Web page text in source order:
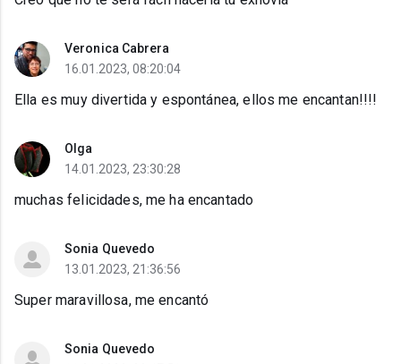
Veronica Cabrera
16.01.2023, 08:20:04
Ella es muy divertida y espontánea, ellos me encantan!!!!
Olga
14.01.2023, 23:30:28
muchas felicidades, me ha encantado
Sonia Quevedo
13.01.2023, 21:36:56
Super maravillosa, me encantó
Sonia Quevedo